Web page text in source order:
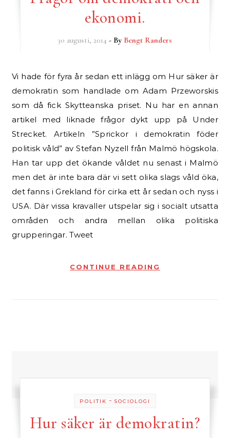
ekonomi.
30 augusti, 2014 - By Bengt Randers
Vi hade för fyra år sedan ett inlägg om Hur säker är
demokratin som handlade om Adam Przeworskis
som då fick Skytteanska priset. Nu har en annan
artikel med liknade frågor dykt upp på Under
Strecket. Artikeln ”Sprickor i demokratin föder
politisk våld” av Stefan Nyzell från Malmö högskola.
Han tar upp det ökande våldet nu senast i Malmö
men det är inte bara där vi sett olika slags våld öka,
det fanns i Grekland för cirka ett år sedan och nyss i
USA. Där vissa kravaller utspelar sig i socialt utsatta
områden och andra mellan olika politiska
grupperingar. Tweet
CONTINUE READING
POLITIK - SOCIOLOGI
Hur säker är demokratin?